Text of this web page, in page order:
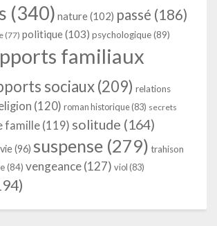
(340) nature(102) passé (186)
(77) politique(103) psychologique(89)
familiaux
sociaux(209) relations
(120) roman historique(83) secrets
famille (119) solitude (164)
(96) suspense (279) trahison
(84) vengeance(127) viol (83)